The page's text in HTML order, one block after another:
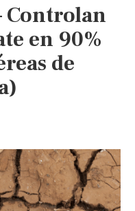
Arrastrados
por
el
Agua
la
Presa
Mixcoac
(N+)
Controlan
en 90%
de